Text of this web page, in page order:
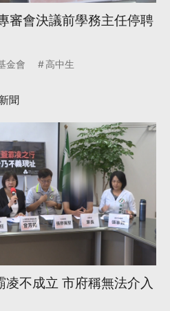
審會決議前學務主任停聘
金會 高中生
聞
不成立 市府稱無法介入